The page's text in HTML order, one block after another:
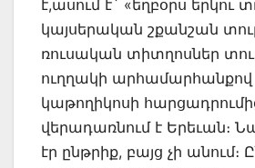
է,ասում է` «եղբօրս երկու
կայսերական շքանշան
ռուսական տիտղոսներ
ուղղակի արհամարհանքով
կաթողիկոսի
վերադառնում է Երեւան։
էր ընթրիք, բայց չի անում։